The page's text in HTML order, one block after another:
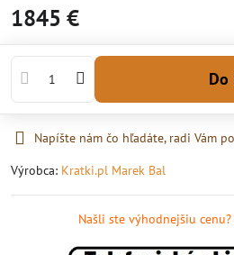
1845 €
Napíšte nám čo hľadáte, radi Vám
Výrobca: Kratki.pl Marek Bal
Našli ste výhodnejšiu cenu?